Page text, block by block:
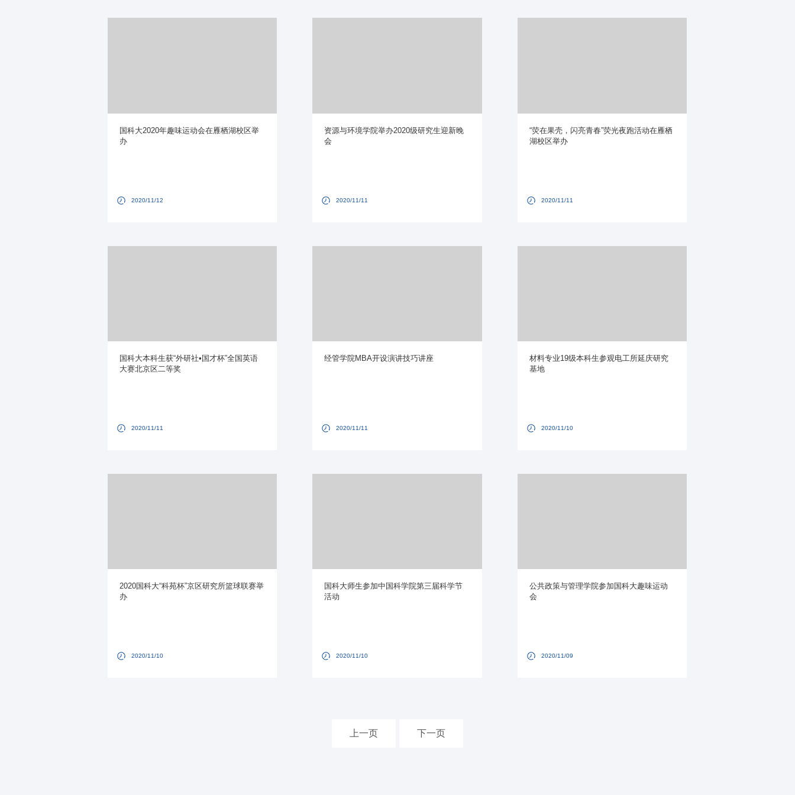
国科大2020年趣味运动会在雁栖湖校区举
办
2020/11/12
资源与环境学院举办2020级研究生迎新晚
会
2020/11/11
“荧在果壳，闪亮青春”荧光夜跑活动在雁栖
湖校区举办
2020/11/11
国科大本科生获“外研社•国才杯”全国英语
大赛北京区二等奖
2020/11/11
经管学院MBA开设演讲技巧讲座
2020/11/11
材料专业19级本科生参观电工所延庆研究
基地
2020/11/10
2020国科大“科苑杯”京区研究所篮球联赛举
办
2020/11/10
国科大师生参加中国科学院第三届科学节
活动
2020/11/10
公共政策与管理学院参加国科大趣味运动
会
2020/11/09
上一页 下一页